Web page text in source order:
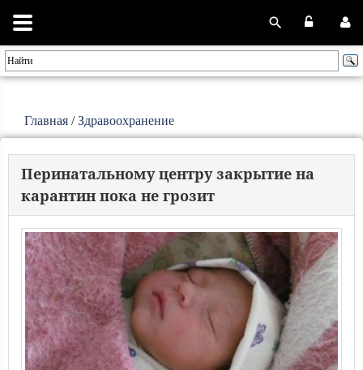
Главная /Здравоохранение
Перинатальному центру закрытие на
карантин пока не грозит